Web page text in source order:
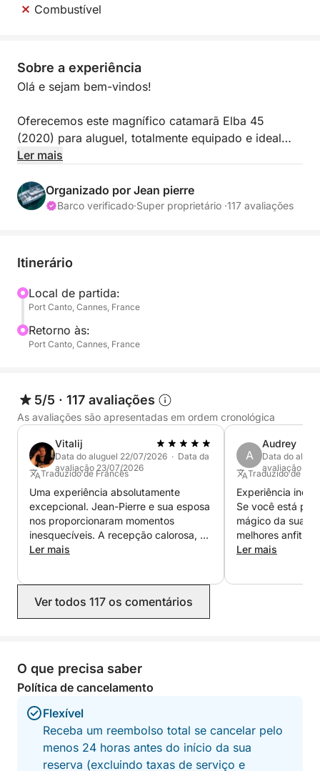
Combustível
Sobre a experiência
Olá e sejam bem-vindos!
Oferecemos este magnífico catamarã Elba 45
(2020) para aluguel, totalmente equipado e ideal
para um passeio de um dia ou um jantar ao
Embarque com seu capitão profissional para uma
descobrir enseadas isoladas com águas cristalinas.
O barco está equipado com diversas comodidades
para que você aproveite ao máximo o seu dia: 3
pranchas de stand-up paddle, 1 caiaque duplo,
máscaras e snorkels, além de um bote para facilitar
Para uma experiência ainda mais completa, também
podemos oferecer serviços adicionais mediante
solicitação, como catering.
Sinta-se à vontade para nos contatar através do
sistema de mensagens Click&Boat para obter mais
informações ou para organizar seu passeio
personalizado.
Aguardamos ansiosamente a sua visita a bordo,
Ler mais
Organizado por Jean pierre
Barco verificado·Super proprietário ·117 avaliações
Itinerário
Local de partida:
Port Canto, Cannes, France
Retorno às:
Port Canto, Cannes, France
5/5 · 117 avaliações
As avaliações são apresentadas em ordem cronológica
Vitalij
Data do aluguel 22/07/2026 · Data da
avaliação 23/07/2026
Traduzido de Francês
Uma experiência absolutamente
excepcional. Jean-Pierre e sua esposa
nos proporcionaram momentos
inesquecíveis. A recepção calorosa, a
gentileza e a atenção deles nos
ambiente elegante e acolhedor. Os
fogos de artifício vistos do barco
que guardaremos para sempre na
memória. Com certeza voltaremos e
recomendamos esta experiência de
todo o coração!
Ler mais
A
Audrey
Data do
avaliação 20/
Traduzido de
Experiência
Se você está
mágico da sua
melhores
certa! MUITO
Ler mais
Ver todos 117 os comentários
O que precisa saber
Política de cancelamento
Flexível
Receba um reembolso total se cancelar pelo
menos 24 horas antes do início da sua
reserva (excluindo taxas de serviço e